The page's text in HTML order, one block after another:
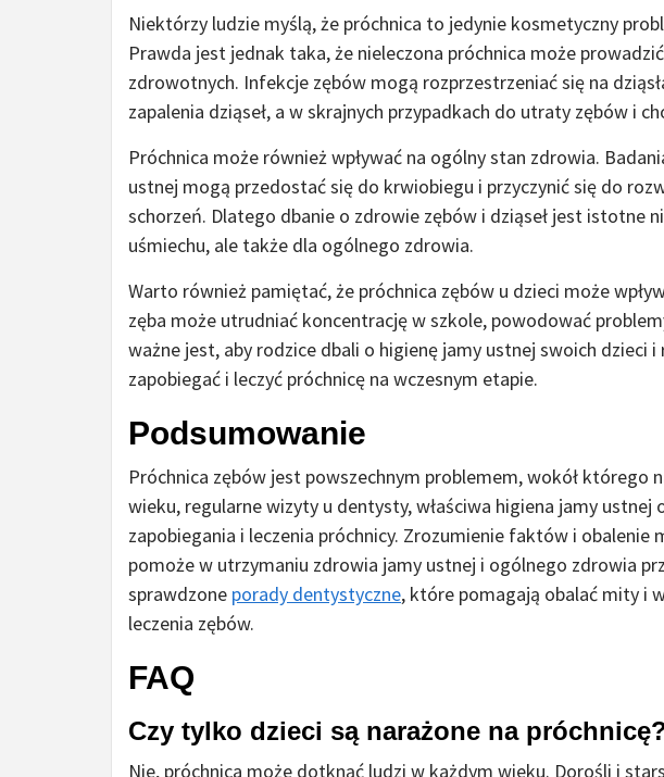
Niektórzy ludzie myślą, że próchnica to jedynie kosmetyczny
Prawda jest jednak taka, że nieleczona próchnica może
zdrowotnych. Infekcje zębów mogą rozprzestrzeniać się na
zapalenia dziąseł, a w skrajnych przypadkach do utraty zębów i
Próchnica może również wpływać na ogólny stan zdrowia.
ustnej mogą przedostać się do krwiobiegu i przyczynić się do
schorzeń. Dlatego dbanie o zdrowie zębów i dziąseł jest istotne
uśmiechu, ale także dla ogólnego zdrowia.
Warto również pamiętać, że próchnica zębów u dzieci może
zęba może utrudniać koncentrację w szkole, powodować
ważne jest, aby rodzice dbali o higienę jamy ustnej swoich dzieci
zapobiegać i leczyć próchnicę na wczesnym etapie.
Podsumowanie
Próchnica zębów jest powszechnym problemem, wokół którego
wieku, regularne wizyty u dentysty, właściwa higiena jamy
zapobiegania i leczenia próchnicy. Zrozumienie faktów i obalenie
pomoże w utrzymaniu zdrowia jamy ustnej i ogólnego zdrowia
sprawdzone porady dentystyczne, które pomagają obalać mity i
leczenia zębów.
FAQ
Czy tylko dzieci są narażone na
Nie, próchnica może dotknąć ludzi w każdym wieku. Dorośli i